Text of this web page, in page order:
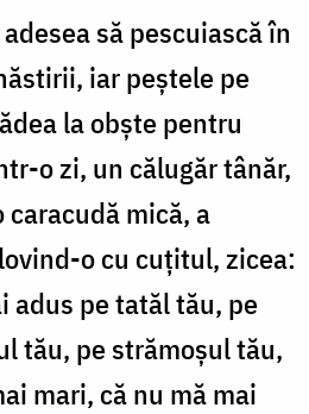
să pescuiască în
iar peștele pe
la obște pentru
o zi, un călugăr tânăr,
mică, a
o cu cuțitul, zicea:
adus pe tatăl tău, pe
tău, pe strămoșul tău,
mari, că nu mă mai